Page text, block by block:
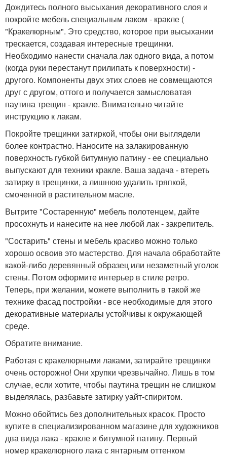
Дождитесь полного высыхания декоративного слоя и
покройте мебель специальным лаком - кракле (
"Кракелюрным". Это средство, которое при высыхании
трескается, создавая интересные трещинки.
Необходимо нанести сначала лак одного вида, а потом
(когда руки перестанут прилипать к поверхности) -
другого. Компоненты двух этих слоев не совмещаются
друг с другом, оттого и получается замысловатая
паутина трещин - кракле. Внимательно читайте
инструкцию к лакам.
Покройте трещинки затиркой, чтобы они выглядели
более контрастно. Наносите на залакированную
поверхность губкой битумную патину - ее специально
выпускают для техники кракле. Ваша задача - втереть
затирку в трещинки, а лишнюю удалить тряпкой,
смоченной в растительном масле.
Вытрите "Состаренную" мебель полотенцем, дайте
просохнуть и нанесите на нее любой лак - закрепитель.
"Состарить" стены и мебель красиво можно только
хорошо освоив это мастерство. Для начала обработайте
какой-либо деревянный образец или незаметный уголок
стены. Потом оформите интерьер в стиле ретро.
Теперь, при желании, можете выполнить в такой же
технике фасад постройки - все необходимые для этого
декоративные материалы устойчивы к окружающей
среде.
Обратите внимание.
Работая с кракелюрными лаками, затирайте трещинки
очень осторожно! Они хрупки чрезвычайно. Лишь в том
случае, если хотите, чтобы паутина трещин не слишком
выделялась, разбавьте затирку уайт-спиритом.
Можно обойтись без дополнительных красок. Просто
купите в специализированном магазине для художников
два вида лака - кракле и битумной патину. Первый
номер кракелюрного лака с янтарным оттенком